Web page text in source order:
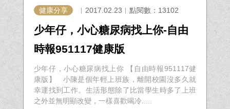
健康分享 ︱2017.02.23︱點閱數：13102
少年仔，小心糖尿病找上你-自由
時報951117健康版
少年仔，小心糖尿病找上你 【自由時報951117健
康版】 小陳是個年輕上班族，離開校園沒多久就
幸運找到工作。生活形態除了比當學生時多了上班
之外並無明顯改變，一樣喜歡喝冷.....